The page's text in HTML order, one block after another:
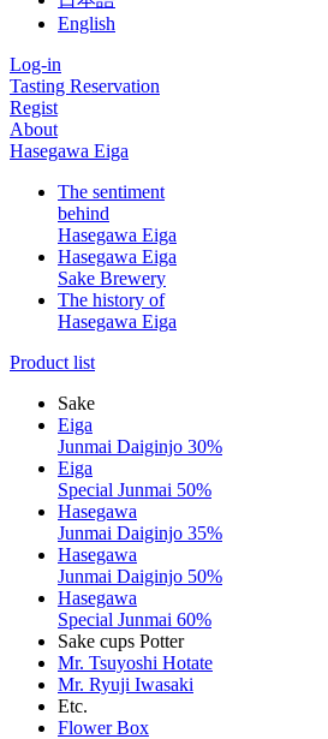
English
Log-in
Tasting Reservation
Regist
About
Hasegawa Eiga
The sentiment
behind
Hasegawa Eiga
Hasegawa Eiga
Sake Brewery
The history of
Hasegawa Eiga
Product list
Sake
Eiga
Junmai Daiginjo 30%
Eiga
Special Junmai 50%
Hasegawa
Junmai Daiginjo 35%
Hasegawa
Junmai Daiginjo 50%
Hasegawa
Special Junmai 60%
Sake cups Potter
Mr. Tsuyoshi Hotate
Mr. Ryuji Iwasaki
Etc.
Flower Box